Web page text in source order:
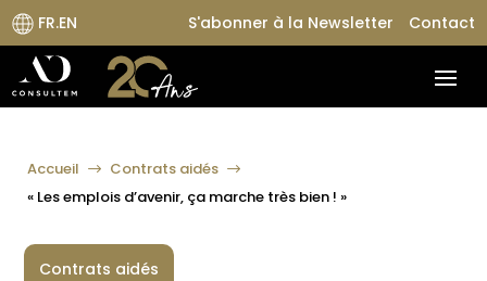
FR.EN S'abonner à la Newsletter Contact
Accueil $ Contrats aidés $
« Les emplois d’avenir, ça marche très bien ! »
Contrats aidés